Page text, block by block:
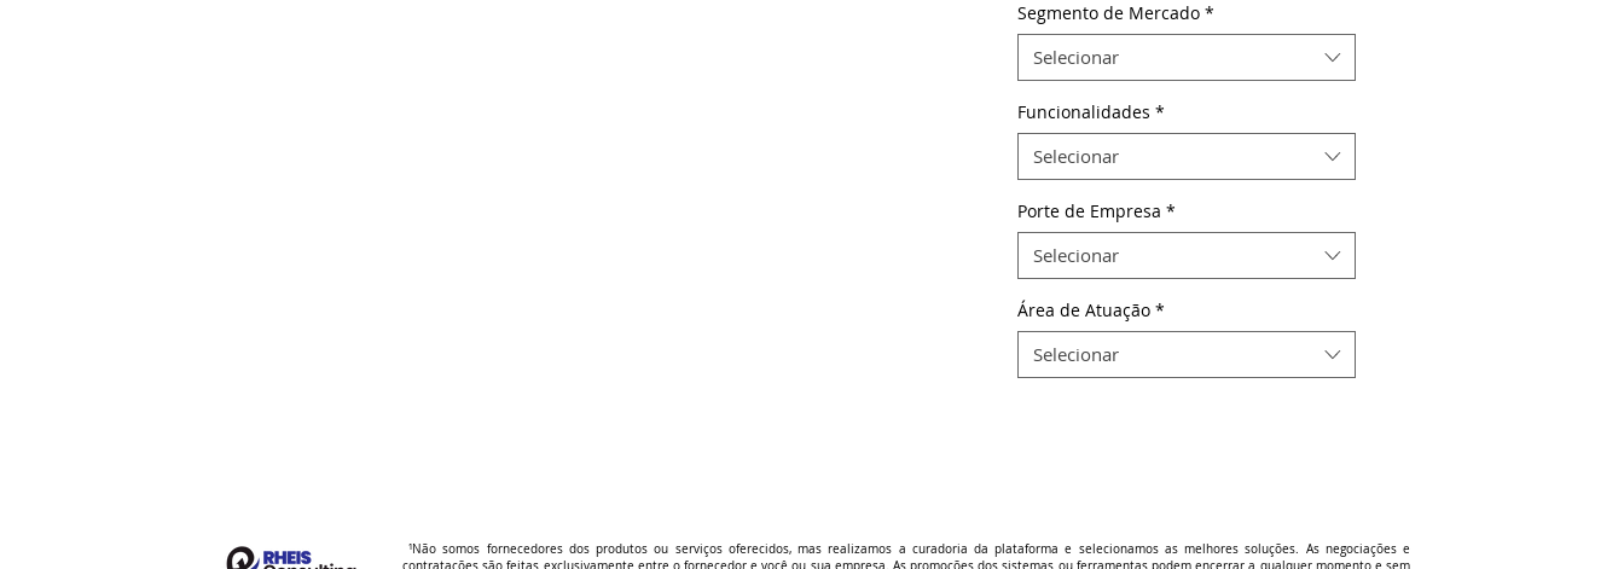
Segmento de Mercado *
Selecionar
Funcionalidades *
Selecionar
Porte de Empresa *
Selecionar
Área de Atuação *
Selecionar
¹Não somos fornecedores dos produtos ou serviços oferecidos, mas realizamos a curadoria da plataforma e selecionamos as melhores soluções. As negociações e